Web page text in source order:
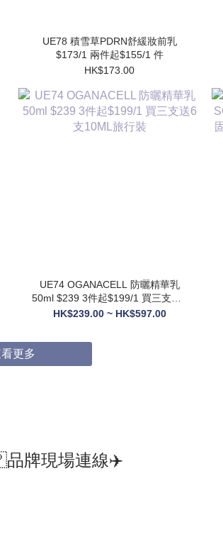
UE78 積雪草PDRN舒緩妝前乳
$173/1 兩件起$155/1 件
HK$173.00
UE74 OGANACELL 防曬精華乳
50ml $239 3件起$199/1 買三支送6
支10ML旅行裝
HK$239.00 ~ HK$597.00
更多
牌現場連線✈️